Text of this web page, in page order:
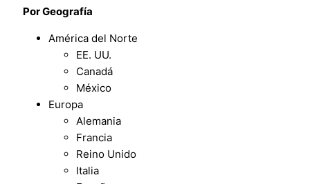
PorGeografía
América del Norte
EE. UU.
Canadá
México
Europa
Alemania
Francia
Reino Unido
Italia